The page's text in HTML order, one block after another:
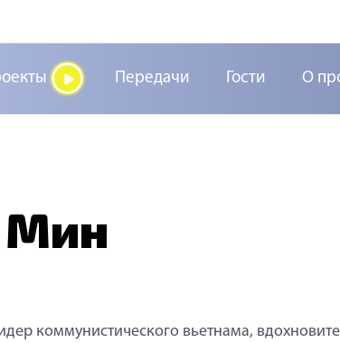
Передачи Гости О
коммунистического вьетнама,